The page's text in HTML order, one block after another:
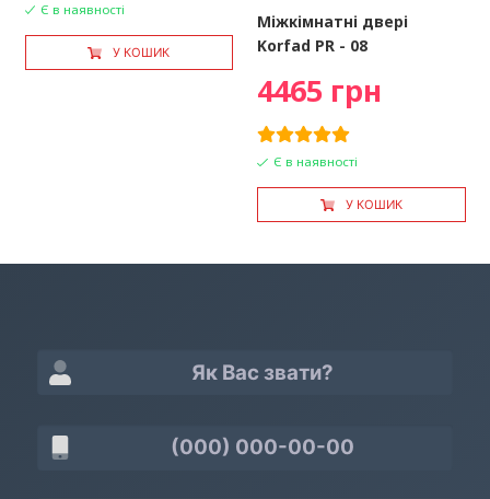
Є в наявності
У КОШИК
Міжкімнатні двері
Korfad PR - 08
4465 грн
Є в наявності
У КОШИК